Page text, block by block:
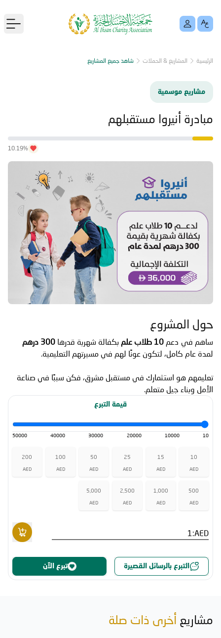
الرئيسية المشاريع & الحملات شاهد جميع المشاريع
مشاريع موسمية
مبادرة أنيروا مستقبلهم
10.19%
حول المشروع
ساهم في دعم 10 طلاب علم بكفالة شهرية قدرها 300 درهم
لمدة عام كامل، لتكون عونًا لهم في مسيرتهم التعليمية.
تعليمهم هو استثمارك في مستقبل مشرق، فكن سببًا في صناعة
الأمل وبناء جيل متعلم.
قيمة التبرع
10
10000
20000
30000
40000
50000
10
AED
15
AED
25
AED
50
AED
100
AED
200
AED
500
AED
1,000
AED
2,500
AED
5,000
AED
AED:
التبرع بالرسائل القصيرة تبرع الآن
مشاريع أخرى ذات صلة